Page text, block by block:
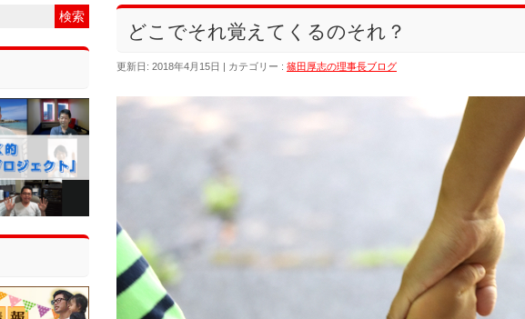
どこでそれ覚えてくるのそれ？
更新日: 2018年4月15日 カテゴリー : 篠田厚志の理事長ブログ